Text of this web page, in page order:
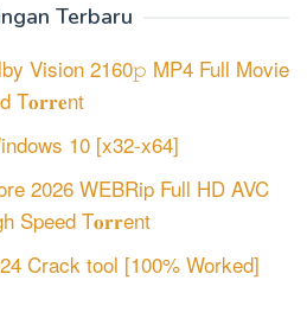
Terbaru
Vision 2160𝚙 MP4 Full Movie
T𝐨𝐫𝐫𝐞nt
10 [x32-x64]
2026 WEBRip Full HD AVC
Speed T𝐨𝐫𝐫ent
Crack tool [100% Worked]